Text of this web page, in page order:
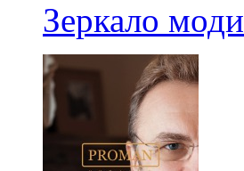
Зеркало моди